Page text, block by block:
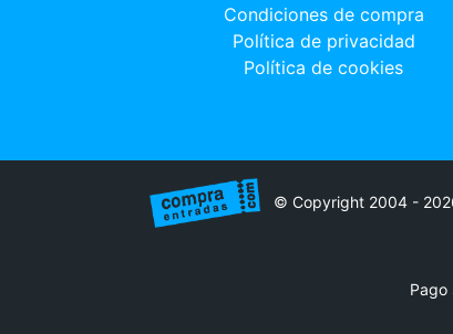
Condiciones de compra
Política de privacidad
Política de cookies
© Copyright 2004 -
Pago